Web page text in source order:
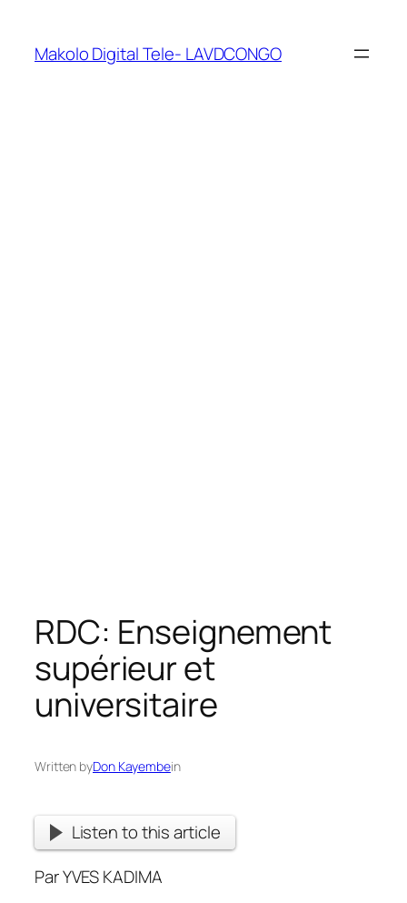
Makolo Digital Tele- LAVDCONGO
RDC: Enseignement
supérieur et
universitaire
Written byDon Kayembein
Listen to this article
Par YVES KADIMA